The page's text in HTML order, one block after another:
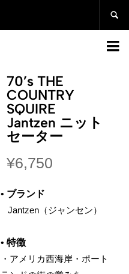


70’s THE
COUNTRY
SQUIRE
Jantzen ニット
セーター
¥6,750
• ブランド
‌ Jantzen（ジャンセン）
• 特徴
・アメリカ西海岸・ポート